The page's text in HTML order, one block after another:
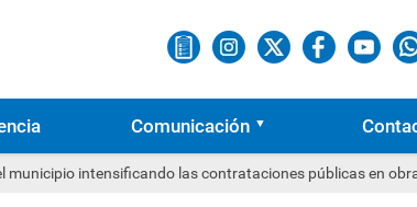
Comunicación
municipio intensificando las contrataciones públicas en